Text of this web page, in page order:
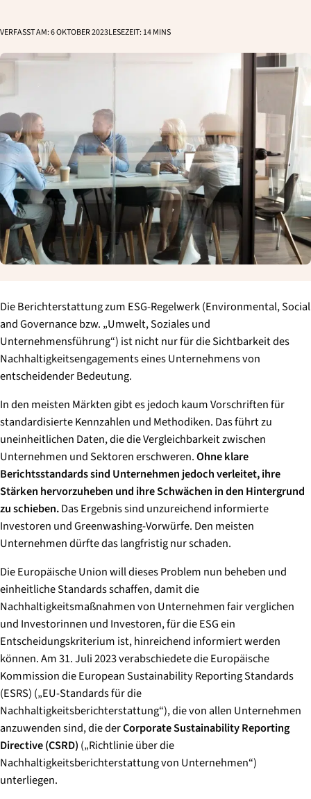
VERFASST AM:6 OKTOBER 2023LESEZEIT:14MINS
Die Berichterstattung zum ESG-Regelwerk (Environmental, Social
and Governance bzw. „Umwelt, Soziales und
Unternehmensführung“) ist nicht nur für die Sichtbarkeit des
Nachhaltigkeitsengagements eines Unternehmens von
entscheidender Bedeutung.
In den meisten Märkten gibt es jedoch kaum Vorschriften für
standardisierte Kennzahlen und Methodiken. Das führt zu
uneinheitlichen Daten, die die Vergleichbarkeit zwischen
Unternehmen und Sektoren erschweren.Ohne klare
Berichtsstandards sind Unternehmen jedoch verleitet, ihre
Stärken hervorzuheben und ihre Schwächen in den Hintergrund
zu schieben.Das Ergebnis sind unzureichend informierte
Investoren und Greenwashing-Vorwürfe. Den meisten
Unternehmen dürfte das langfristig nur schaden.
Die Europäische Union will dieses Problem nun beheben und
einheitliche Standards schaffen, damit die
Nachhaltigkeitsmaßnahmen von Unternehmen fair verglichen
und Investorinnen und Investoren, für die ESG ein
Entscheidungskriterium ist, hinreichend informiert werden
können. Am 31. Juli 2023 verabschiedete die Europäische
Kommission die European Sustainability Reporting Standards
(ESRS) („EU-Standards für die
Nachhaltigkeitsberichterstattung“), die von allen Unternehmen
anzuwenden sind, die derCorporate Sustainability Reporting
Directive (CSRD) („Richtlinie über die
Nachhaltigkeitsberichterstattung von Unternehmen“)
unterliegen.